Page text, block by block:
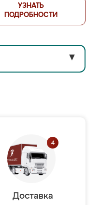
УЗНАТЬ
ПОДРОБНОСТИ
▼
Доставка